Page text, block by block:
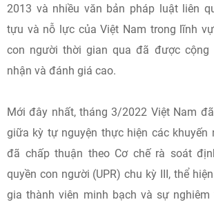
2013 và nhiều văn bản pháp luật liên
tựu và nỗ lực của Việt Nam trong lĩnh
con người thời gian qua đã được cộng
nhận và đánh giá cao.
Mới đây nhất, tháng 3/2022 Việt Nam
giữa kỳ tự nguyện thực hiện các khuyến
đã chấp thuận theo Cơ chế rà soát
quyền con người (UPR) chu kỳ III, thể
gia thành viên minh bạch và sự nghiêm